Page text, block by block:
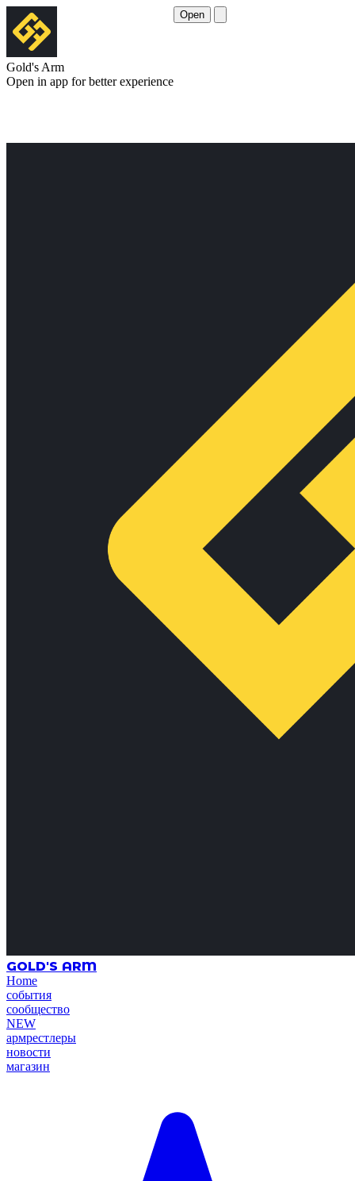
Gold's Arm
Open in app for better experience
Open
GOLD'S ARM
Home
события
сообщество
NEW
армрестлеры
новости
магазин